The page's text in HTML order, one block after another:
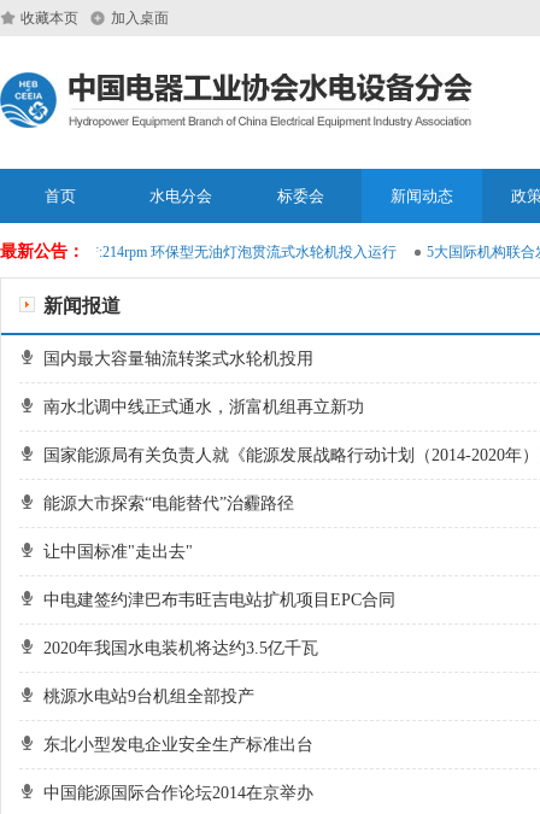
收藏本页 加入桌面
首页 水电分会 标委会 新闻动态 政
最新公告：
深圳市恩莱吉:214rpm 环保型无油灯泡贯流式水轮机投入运行 5大国际机构联合
新闻报道
国内最大容量轴流转桨式水轮机投用
南水北调中线正式通水，浙富机组再立新功
国家能源局有关负责人就《能源发展战略行动计划（2014-2020年
能源大市探索“电能替代”治霾路径
让中国标准"走出去"
中电建签约津巴布韦旺吉电站扩机项目EPC合同
2020年我国水电装机将达约3.5亿千瓦
桃源水电站9台机组全部投产
东北小型发电企业安全生产标准出台
中国能源国际合作论坛2014在京举办